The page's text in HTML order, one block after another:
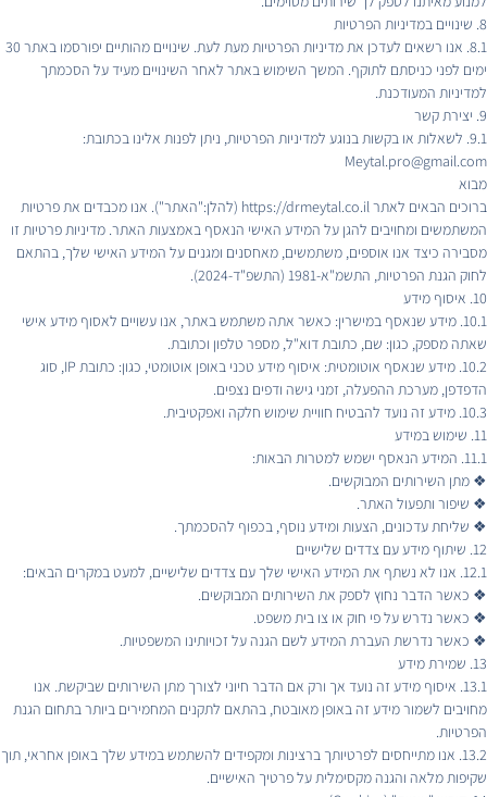
8. שינויים במדיניות הפרטיות
8.1. אנו רשאים לעדכן את מדיניות הפרטיות מעת לעת. שינויים מהותיים יפורסמו באתר 30
ימים לפני כניסתם לתוקף. המשך השימוש באתר לאחר השינויים מעיד על הסכמתך
למדיניות המעודכנת.
9. יצירת קשר
9.1. לשאלות או בקשות בנוגע למדיניות הפרטיות, ניתן לפנות אלינו בכתובת:
Meytal.pro@gmail.com
מבוא
ברוכים הבאים לאתר https://drmeytal.co.il (להלן:"האתר"). אנו מכבדים את פרטיות
המשתמשים ומחויבים להגן על המידע האישי הנאסף באמצעות האתר. מדיניות פרטיות זו
מסבירה כיצד אנו אוספים, משתמשים, מאחסנים ומגנים על המידע האישי שלך, בהתאם
לחוק הגנת הפרטיות, התשמ"א-1981 (התשפ"ד-2024).
10. איסוף מידע
10.1. מידע שנאסף במישרין: כאשר אתה משתמש באתר, אנו עשויים לאסוף מידע אישי
שאתה מספק, כגון: שם, כתובת דוא"ל, מספר טלפון וכתובת.
10.2. מידע שנאסף אוטומטית: איסוף מידע טכני באופן אוטומטי, כגון: כתובת IP, סוג
הדפדפן, מערכת ההפעלה, זמני גישה ודפים נצפים.
10.3. מידע זה נועד להבטיח חוויית שימוש חלקה ואפקטיבית.
11. שימוש במידע
11.1. המידע הנאסף ישמש למטרות הבאות:
❖ מתן השירותים המבוקשים.
❖ שיפור ותפעול האתר.
❖ שליחת עדכונים, הצעות ומידע נוסף, בכפוף להסכמתך.
12. שיתוף מידע עם צדדים שלישיים
12.1. אנו לא נשתף את המידע האישי שלך עם צדדים שלישיים, למעט במקרים הבאים:
❖ כאשר הדבר נחוץ לספק את השירותים המבוקשים.
❖ כאשר נדרש על פי חוק או צו בית משפט.
❖ כאשר נדרשת העברת המידע לשם הגנה על זכויותינו המשפטיות.
13. שמירת מידע
13.1. איסוף מידע זה נועד אך ורק אם הדבר חיוני לצורך מתן השירותים שביקשת. אנו
מחויבים לשמור מידע זה באופן מאובטח, בהתאם לתקנים המחמירים ביותר בתחום הגנת
הפרטיות.
13.2. אנו מתייחסים לפרטיותך ברצינות ומקפידים להשתמש במידע שלך באופן אחראי, תוך
שקיפות מלאה והגנה מקסימלית על פרטיך האישיים.